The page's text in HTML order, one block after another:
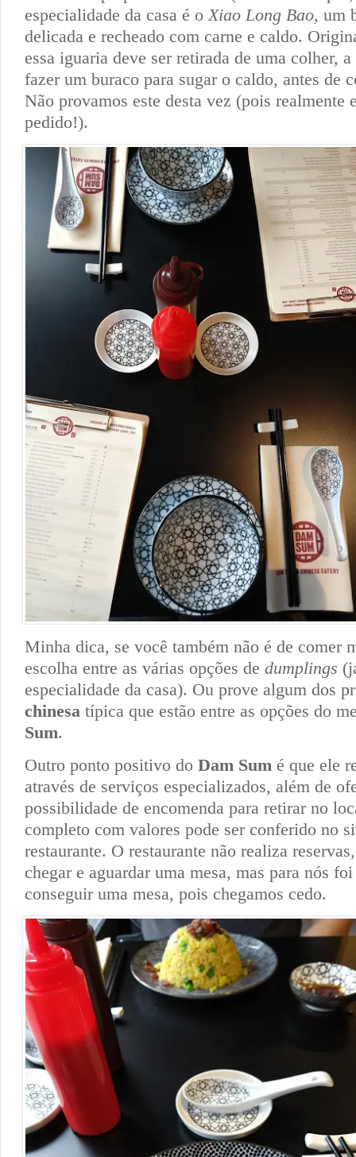
especialidade da casa é o Xiao Long Bao, um
delicada e recheado com carne e caldo.
essa iguaria deve ser retirada de uma colher,
fazer um buraco para sugar o caldo, antes de
Não provamos este desta vez (pois realmente
pedido!).
Minha dica, se você também não é de comer
escolha entre as várias opções de dumplings
especialidade da casa). Ou prove algum dos
chinesa típica que estão entre as opções do
Sum.
Outro ponto positivo do Dam Sum é que ele
através de serviços especializados, além de
possibilidade de encomenda para retirar no
completo com valores pode ser conferido no
restaurante. O restaurante não realiza
chegar e aguardar uma mesa, mas para nós
conseguir uma mesa, pois chegamos cedo.